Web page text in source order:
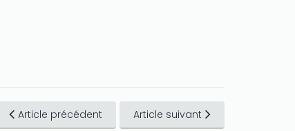
Article précédent Article suivant